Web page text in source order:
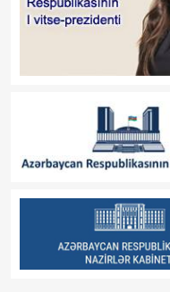
dəyişiklik edilməsi
haqqında
B.Ə.Aslanbəylinin "Şöhrət"
F.N.İsmayılovun
Azərbaycan
yanında daimi
nümayəndəsi təyin
edilməsi haqqında